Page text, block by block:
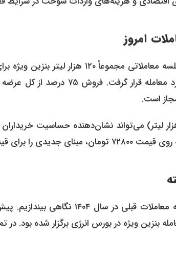
امروز
هزار لیتر موفق به فروش رفت و
است.
فروش کامل حجم عرضه (۳۰ هزار لیتر) می‌تواند نشان‌دهنده
بعدی ایجاد کرده است.
ماه سال گذشته، مجموعاً ۹ معامله بنزین ویژه در بورس انرژی